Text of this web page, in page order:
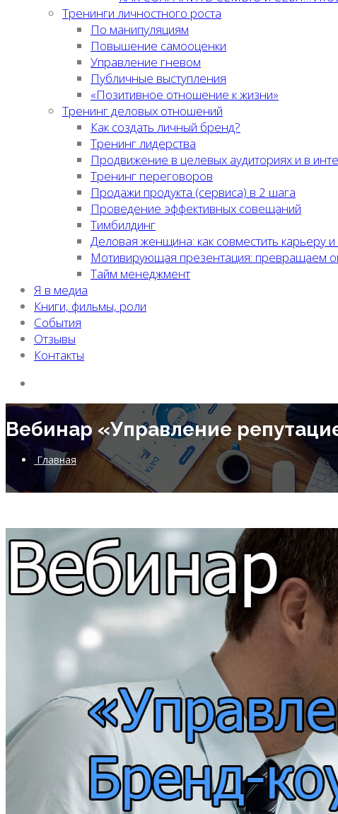
Тренинги личностного роста
По манипуляциям
Повышение самооценки
Управление гневом
Публичные выступления
«Позитивное отношение к жизни»
Тренинг деловых отношений
Как создать личный бренд?
Тренинг лидерства
Продвижение в целевых аудиториях и в
Тренинг переговоров
Продажи продукта (сервиса) в 2 шага
Проведение эффективных совещаний
Тимбилдинг
Деловая женщина: как совместить карьеру
Мотивирующая презентация: превращаем
Тайм менеджмент
Я в медиа
Книги, фильмы, роли
События
Отзывы
Контакты
Вебинар «Управление
Главная